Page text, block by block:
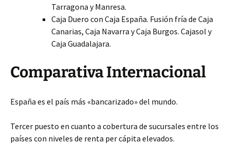
Tarragona y Manresa.
Caja Duero con Caja España. Fusión fría de Caja
Canarias, Caja Navarra y Caja Burgos. Cajasol y
Caja Guadalajara.
Comparativa Internacional
España es el país más «bancarizado» del mundo.
Tercer puesto en cuanto a cobertura de sucursales entre los
países con niveles de renta per cápita elevados.